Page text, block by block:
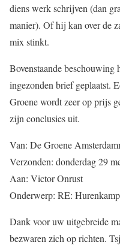
diens werk schrijven (dan
manier). Of hij kan over de
mix stinkt.
Bovenstaande
ingezonden brief geplaatst.
Groene wordt zeer op prijs
zijn conclusies uit.
Van: De Groene
Verzonden: donderdag 29
Aan: Victor Onrust
Onderwerp: RE: Hurenkamp
Dank voor uw uitgebreide
bezwaren zich op richten.